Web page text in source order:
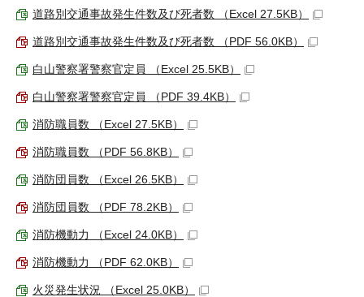
道路別交通事故発生件数及び死者数 （Excel 27.5KB）
道路別交通事故発生件数及び死者数 （PDF 56.0KB）
白山警察署警察官定員 （Excel 25.5KB）
白山警察署警察官定員 （PDF 39.4KB）
消防職員数 （Excel 27.5KB）
消防職員数 （PDF 56.8KB）
消防団員数 （Excel 26.5KB）
消防団員数 （PDF 78.2KB）
消防機動力 （Excel 24.0KB）
消防機動力 （PDF 62.0KB）
火災発生状況 （Excel 25.0KB）